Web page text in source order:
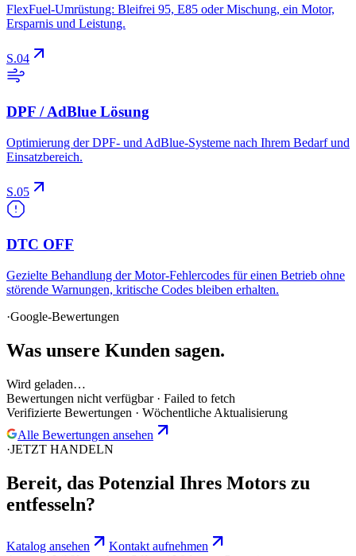
S.04
DPF / AdBlue Lösung
Optimierung der DPF- und AdBlue-Systeme nach Ihrem Bedarf und
S.05
DTC OFF
Gezielte Behandlung der Motor-Fehlercodes für einen Betrieb ohne
·Google-Bewertungen
Was unsere Kunden
Wird geladen…
Verifizierte Bewertungen · Wöchentliche Aktualisierung
Alle Bewertungen ansehen
Bereit, das Potenzial
entfesseln?
Kostenlose Offerte
12 Monate Garantie
Established in Switzerland